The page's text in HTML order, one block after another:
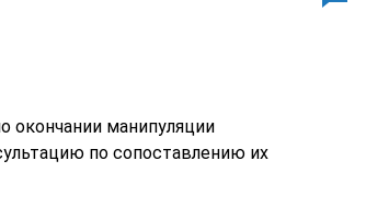
окончании манипуляции
по сопоставлению их